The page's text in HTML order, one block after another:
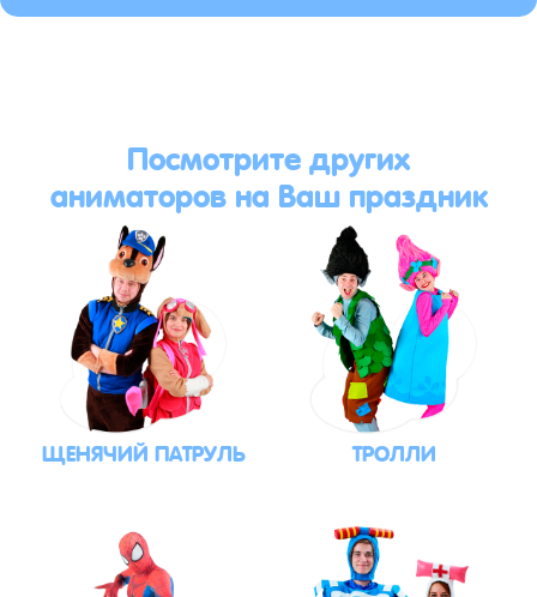
Посмотрите других
аниматоров на Ваш праздник
ЩЕНЯЧИЙ ПАТРУЛЬ ТРОЛЛИ